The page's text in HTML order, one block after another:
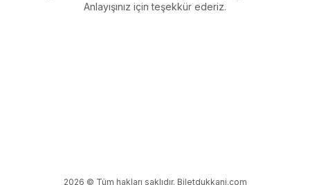
Anlayışınız için teşekkür ederiz.
2026 © Tüm hakları saklıdır. Biletdukkani.com